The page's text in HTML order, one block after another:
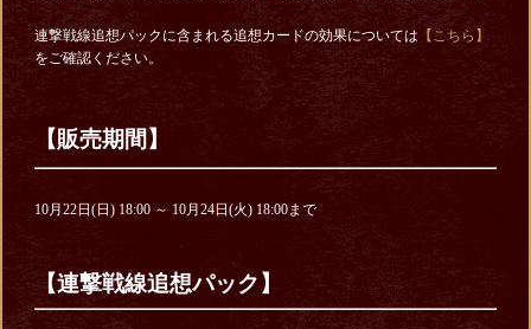
連撃戦線追想パックに含まれる追想カードの効果については 【こちら】
をご確認ください。
【販売期間】
10月22日(日) 18:00 ～ 10月24日(火) 18:00まで
【連撃戦線追想パック】